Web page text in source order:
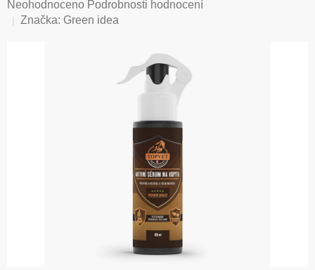
Průměrné
hodnocení
Neohodnoceno Podrobnosti hodnocení
Značka: Green idea